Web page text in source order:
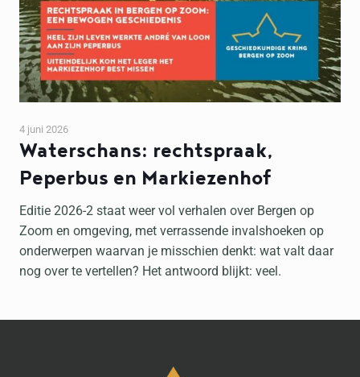
Waterschans: rechtspraak,
Peperbus en Markiezenhof
4 juni 2026
Editie 2026-2 staat weer vol verhalen over Bergen op
Zoom en omgeving, met verrassende invalshoeken op
onderwerpen waarvan je misschien denkt: wat valt daar
nog over te vertellen? Het antwoord blijkt: veel.